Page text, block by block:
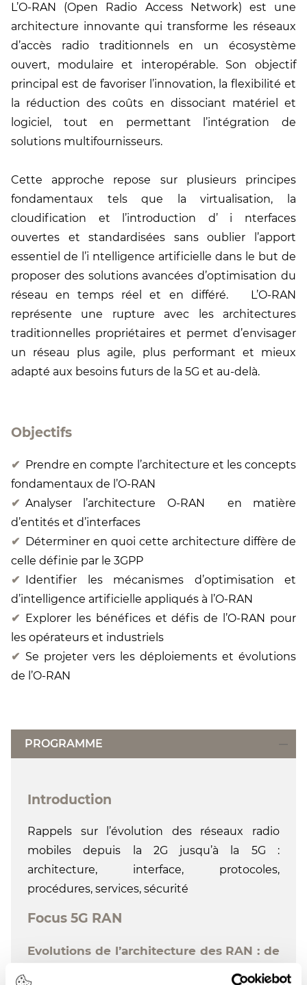
L’O-RAN (Open Radio Access Network) est une
architecture innovante qui transforme les réseaux
d’accès radio traditionnels en un écosystème
ouvert, modulaire et interopérable. Son objectif
principal est de favoriser l’innovation, la flexibilité et
la réduction des coûts en dissociant matériel et
logiciel, tout en permettant l’intégration de
solutions multifournisseurs.
Cette approche repose sur plusieurs principes
fondamentaux tels que la virtualisation, la
cloudification et l’introduction d’ i nterfaces
ouvertes et standardisées sans oublier l’apport
essentiel de l’i ntelligence artificielle dans le but de
proposer des solutions avancées d’optimisation du
réseau en temps réel et en différé. L’O-RAN
représente une rupture avec les architectures
traditionnelles propriétaires et permet d’envisager
un réseau plus agile, plus performant et mieux
adapté aux besoins futurs de la 5G et au-delà.
Objectifs
Prendre en compte l’architecture et les concepts
fondamentaux de l’O-RAN
Analyser l’architecture O-RAN en matière
d’entités et d’interfaces
Déterminer en quoi cette architecture diffère de
celle définie par le 3GPP
Identifier les mécanismes d’optimisation et
d’intelligence artificielle appliqués à l’O-RAN
Explorer les bénéfices et défis de l’O-RAN pour
les opérateurs et industriels
Se projeter vers les déploiements et évolutions
de l’O-RAN
PROGRAMME
Introduction
Rappels sur l’évolution des réseaux radio
mobiles depuis la 2G jusqu’à la 5G :
architecture, interface, protocoles,
procédures, services, sécurité
Focus 5G RAN
Evolutions de l’architecture des RAN : de